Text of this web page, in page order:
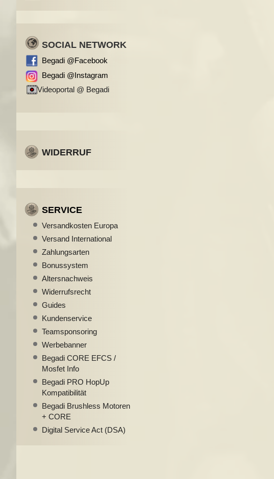
SOCIAL NETWORK
Begadi @Facebook
Begadi @Instagram
Videoportal @ Begadi
WIDERRUF
SERVICE
Versandkosten Europa
Versand International
Zahlungsarten
Bonussystem
Altersnachweis
Widerrufsrecht
Guides
Kundenservice
Teamsponsoring
Werbebanner
Begadi CORE EFCS /
Mosfet Info
Begadi PRO HopUp
Kompatibilität
Begadi Brushless Motoren
+ CORE
Digital Service Act (DSA)